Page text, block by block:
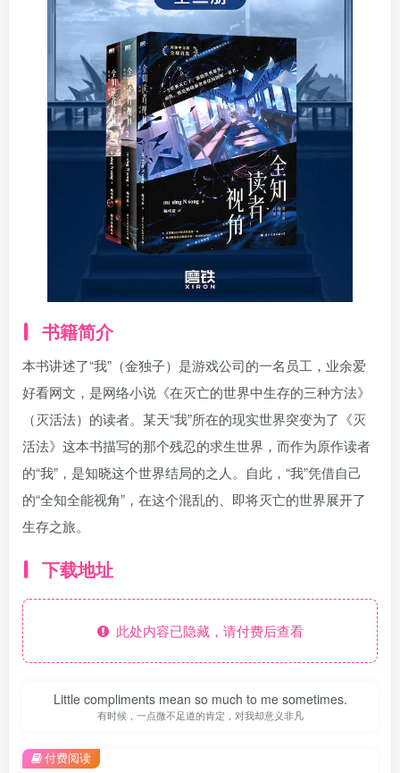
书籍简介
本书讲述了“我”（金独子）是游戏公司的一名员工，业余爱
好看网文，是网络小说《在灭亡的世界中生存的三种方法》
（灭活法）的读者。某天“我”所在的现实世界突变为了《灭
活法》这本书描写的那个残忍的求生世界，而作为原作读者
的“我”，是知晓这个世界结局的之人。自此，“我”凭借自己
的“全知全能视角”，在这个混乱的、即将灭亡的世界展开了
生存之旅。
下载地址
此处内容已隐藏，请付费后查看
Little compliments mean so much to me sometimes.
有时候，一点微不足道的肯定，对我却意义非凡
付费阅读